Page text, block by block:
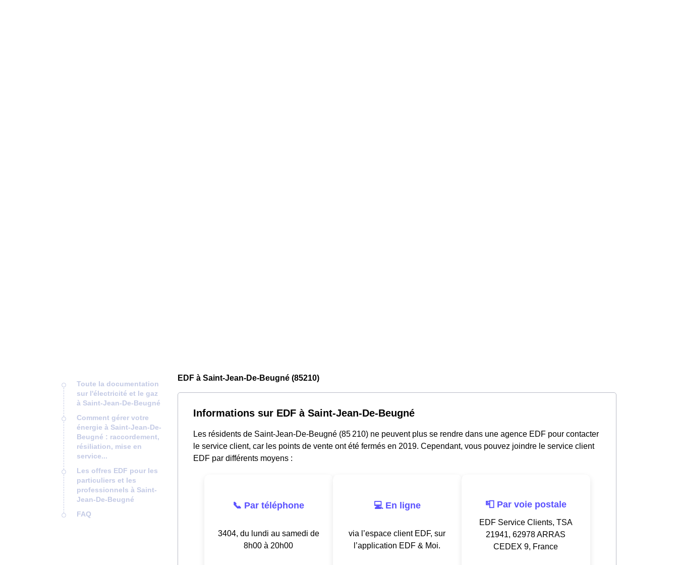
Toute la documentation
sur l'électricité et le gaz
à Saint-Jean-De-Beugné
Comment gérer votre
énergie à Saint-Jean-De-
Beugné : raccordement,
résiliation, mise en
service...
Les offres EDF pour les
particuliers et les
professionnels à Saint-
Jean-De-Beugné
FAQ
EDF à Saint-Jean-De-Beugné (85210)
Informations sur EDF à Saint-Jean-De-Beugné
Les résidents de Saint-Jean-De-Beugné (85 210) ne peuvent plus se rendre dans une agence EDF pour contacter
le service client, car les points de vente ont été fermés en 2019. Cependant, vous pouvez joindre le service client
EDF par différents moyens :
📞 Par téléphone
3404, du lundi au samedi de
8h00 à 20h00
💻 En ligne
via l’espace client EDF, sur
l’application EDF & Moi.
📮 Par voie postale
EDF Service Clients, TSA
21941, 62978 ARRAS
CEDEX 9, France